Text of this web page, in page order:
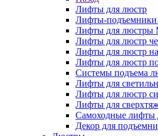
Лифты для люстр
Лифты-
Лифты для люстры
Лифты для люстр
Лифты для люстр
Лифты для люстр
Системы подъема
Лифты для
Лифты для люстр
Лифты для
Самоходные лифты
Декор для